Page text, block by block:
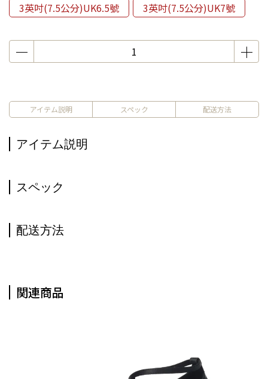
3英吋(7.5公分)UK6.5號
3英吋(7.5公分)UK7號
アイテム説明 スペック 配送方法
アイテム説明
スペック
配送方法
関連商品